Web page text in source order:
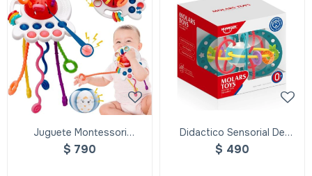
Juguete Montessori
Sensorial De Silicona,
$ 790
Didactico Sensorial De
Silicona- Molarstoys
$ 490